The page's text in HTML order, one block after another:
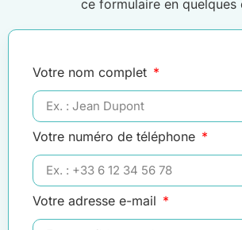
ce formulaire en quelques
Votre nom complet
Votre numéro de téléphone
Votre adresse e-mail